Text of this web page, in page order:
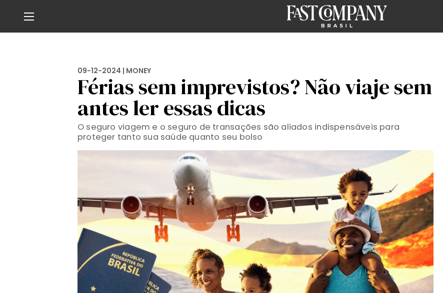
09-12-2024 | MONEY
Férias sem imprevistos? Não viaje sem
antes ler essas dicas
O seguro viagem e o seguro de transações são aliados indispensáveis para
proteger tanto sua saúde quanto seu bolso